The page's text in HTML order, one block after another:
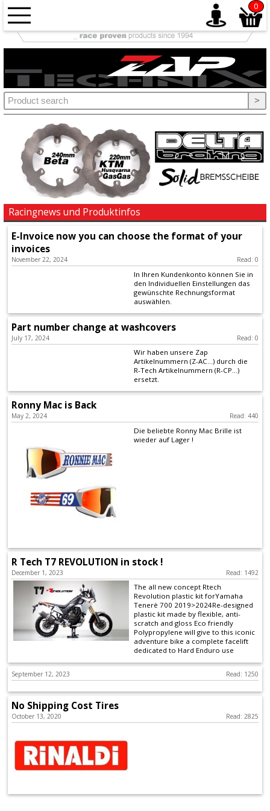
Accessories
Brake
+
Chains
&
Sprockets
Elektrics
Engine
&
Apparel
Filters
Lubricants
Handlebar
Levers
&
Perches
Plastics
Radiators
Protection
Seat
and
Graphics
0
>
Racingnews und Produktinfos
E-Invoice now you can choose the format of your
invoices
November 22, 2024 Read: 0
In Ihren Kundenkonto können Sie in
den Individuellen Einstellungen das
gewünschte Rechnungsformat
auswählen.
Part number change at washcovers
July 17, 2024 Read: 0
Wir haben unsere Zap
Artikelnummern (Z-AC...) durch die
R-Tech Artikelnummern (R-CP...)
ersetzt.
Ronny Mac is Back
May 2, 2024 Read: 440
Die beliebte Ronny Mac Brille ist
wieder auf Lager !
R Tech T7 REVOLUTION in stock !
December 1, 2023 Read: 1492
The all new concept Rtech
Revolution plastic kit forYamaha
Tenerè 700 2019>2024Re-designed
plastic kit made by flexible, anti-
scratch and gloss Eco friendly
Polypropylene will give to this iconic
adventure bike a complete facelift
dedicated to Hard Enduro use
September 12, 2023 Read: 1250
No Shipping Cost Tires
October 13, 2020 Read: 2825